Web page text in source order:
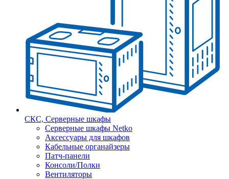
СКС, Серверные шкафы
Серверные шкафы Netko
Аксессуары для шкафов
Кабельные органайзеры
Патч-панели
Консоли/Полки
Вентиляторы